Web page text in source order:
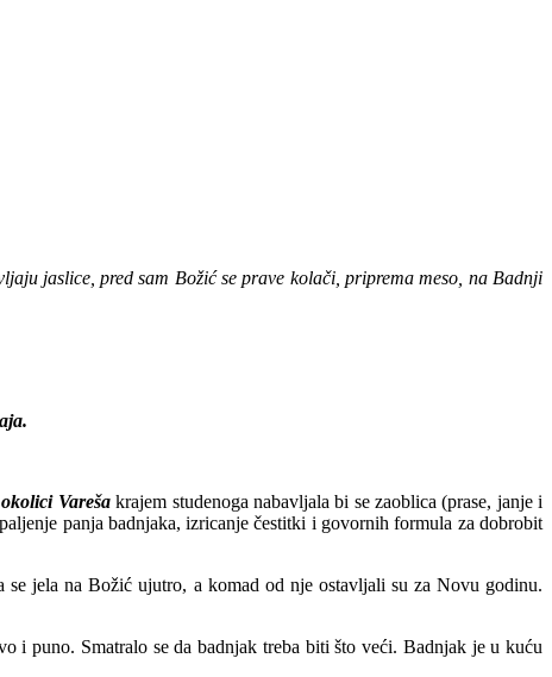
jaslice, pred sam Božić se prave kolači, priprema meso, na Badnji
okolici Varešakrajem studenoga nabavljala bi se zaoblica (prase, janje i
panja badnjaka, izricanje čestitki i govornih formula za dobrobit
jela na Božić ujutro, a komad od nje ostavljali su za Novu godinu.
i puno. Smatralo se da badnjak treba biti što veći. Badnjak je u kuću